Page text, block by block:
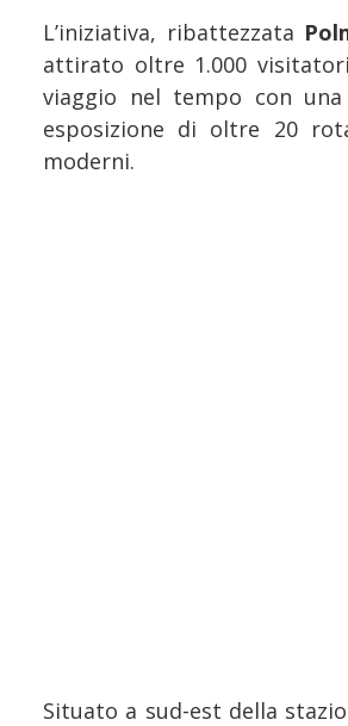
L’iniziativa, ribattezzata
attirato oltre 1.000
viaggio nel tempo con
esposizione di oltre 20
moderni.
Situato a sud-est della